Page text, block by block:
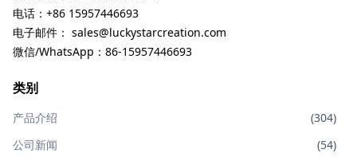
电话：+86 15957446693
电子邮件： sales@luckystarcreation.com
微信/WhatsApp：86-15957446693
类别
产品介绍 (304)
公司新闻
(54)